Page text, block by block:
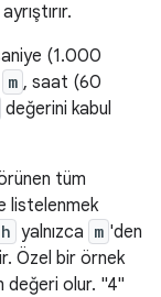
(1.000
m , saat (60
değerini kabul
tüm
listelenmek
h yalnızca m 'den
Özel bir örnek
değeri olur. "4"